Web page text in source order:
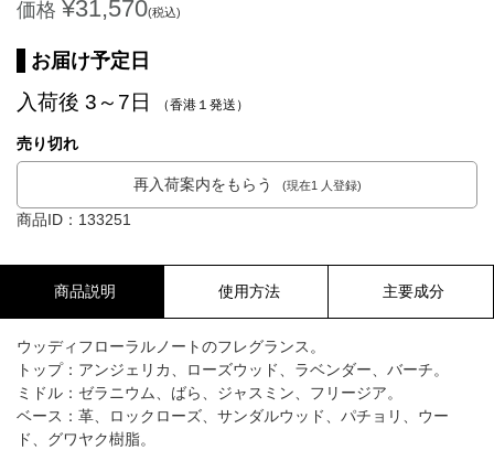
価格 ¥31,570(税込)
お届け予定日
入荷後 3～7日 （香港１発送）
売り切れ
再入荷案内をもらう (現在1 人登録)
商品ID：133251
商品説明 使用方法 主要成分
ウッディフローラルノートのフレグランス。
トップ：アンジェリカ、ローズウッド、ラベンダー、バーチ。
ミドル：ゼラニウム、ばら、ジャスミン、フリージア。
ベース：革、ロックローズ、サンダルウッド、パチョリ、ウー
ド、グワヤク樹脂。